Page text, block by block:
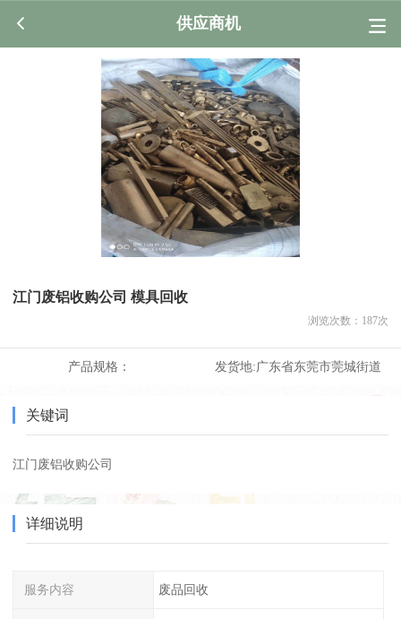
供应商机
江门废铝收购公司 模具回收
浏览次数： 187次
产品规格： 发货地:广东省东莞市莞城街道
关键词
江门废铝收购公司
详细说明
服务内容 废品回收